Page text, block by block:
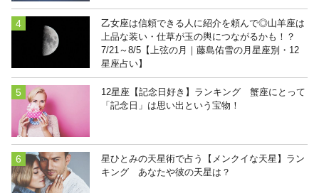
乙女座は信頼できる人に紹介を頼んで◎山羊座は
上品な装い・仕草が玉の輿につながるかも！？
7/21～8/5【上弦の月｜藤島佑雪の月星座別・12
星座占い】
12星座【記念日好き】ランキング 蟹座にとって
「記念日」は思い出という宝物！
星ひとみの天星術で占う【メンクイな天星】ラン
キング あなたや彼の天星は？